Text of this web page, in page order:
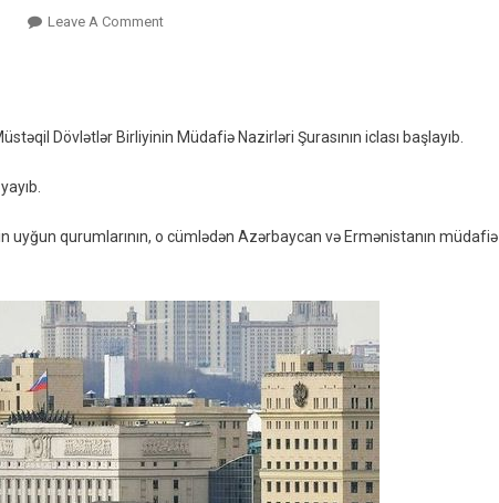
Leave A CommentOn
Şurasının
Dövlətlər Birliyinin Müdafiə Nazirləri Şurasının iclası başlayıb.
uyğun qurumlarının, o cümlədən Azərbaycan və Ermənistanın müdafiə